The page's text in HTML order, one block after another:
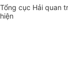
Tổng cục Hải quan
hiện